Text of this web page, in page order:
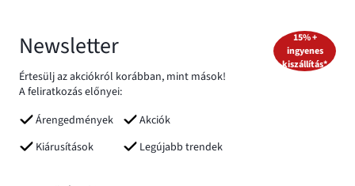
Newsletter
Értesülj az akciókról korábban, mint mások!
A feliratkozás előnyei:
Árengedmények
Akciók
Kiárusítások
Legújabb trendek
15% +
ingyenes
kiszállítás*